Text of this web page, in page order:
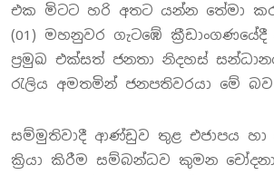
එක මිටට හරි අතට යන්න තේමා
(01) මහනුවර ගැටඹේ ක්‍රීඩාංගණයේදී
ප්‍රමුඛ එක්සත් ජනතා නිදහස්
රැලිය අමතමින් ජනපතිවරයා මේ බව
සම්මුතිවාදී ආණ්ඩුව තුළ එජාපය හා
ක්‍රියා කිරීම සම්බන්ධව කුමන